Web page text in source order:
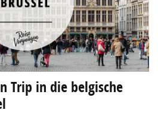
Trip in die belgische